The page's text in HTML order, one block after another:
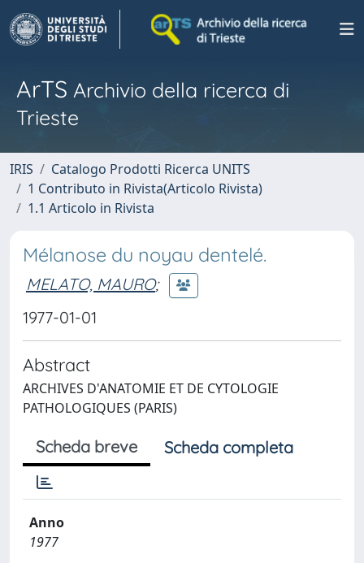
ArTS Archivio della ricerca di
Trieste
IRIS
Catalogo Prodotti Ricerca UNITS
1 Contributo in Rivista(Articolo Rivista)
1.1 Articolo in Rivista
Mélanose du noyau dentelé.
MELATO, MAURO;
1977-01-01
Abstract
ARCHIVES D'ANATOMIE ET DE CYTOLOGIE
PATHOLOGIQUES (PARIS)
Scheda breve Scheda completa
Anno
1977